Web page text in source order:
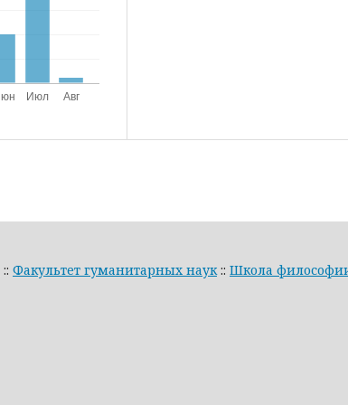
:: Факультет гуманитарных наук:: Школа